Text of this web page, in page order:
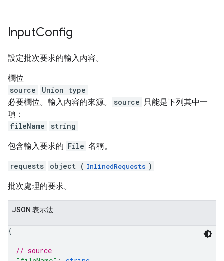
InputConfig
設定批次要求的輸入內容。
欄位
source
Union type
必要欄位。輸入內容的來源。
source 只能是下列其中一
項：
fileName
string
包含輸入要求的 File 名稱。
requests object ( InlinedRequests )
批次處理的要求。
JSON 表示法
{
// source